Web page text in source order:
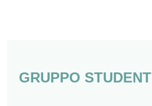
GRUPPO